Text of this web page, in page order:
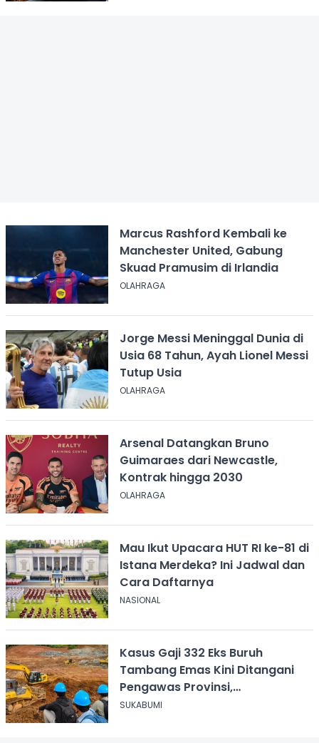
Marcus Rashford Kembali ke
Manchester United, Gabung
Skuad Pramusim di Irlandia
OLAHRAGA
Jorge Messi Meninggal Dunia di
Usia 68 Tahun, Ayah Lionel Messi
Tutup Usia
OLAHRAGA
Arsenal Datangkan Bruno
Guimaraes dari Newcastle,
Kontrak hingga 2030
OLAHRAGA
Mau Ikut Upacara HUT RI ke-81 di
Istana Merdeka? Ini Jadwal dan
Cara Daftarnya
NASIONAL
Kasus Gaji 332 Eks Buruh
Tambang Emas Kini Ditangani
Pengawas Provinsi,
Disnakertrans Sukabumi Terus
SUKABUMI